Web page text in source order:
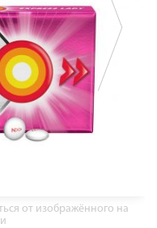
от изображённого на